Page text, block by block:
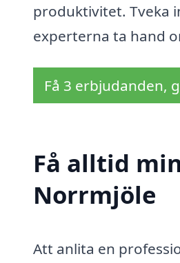
produktivitet. Tveka
experterna ta hand
Få 3 erbjudanden,
Få alltid
Norrmjöle
Att anlita en